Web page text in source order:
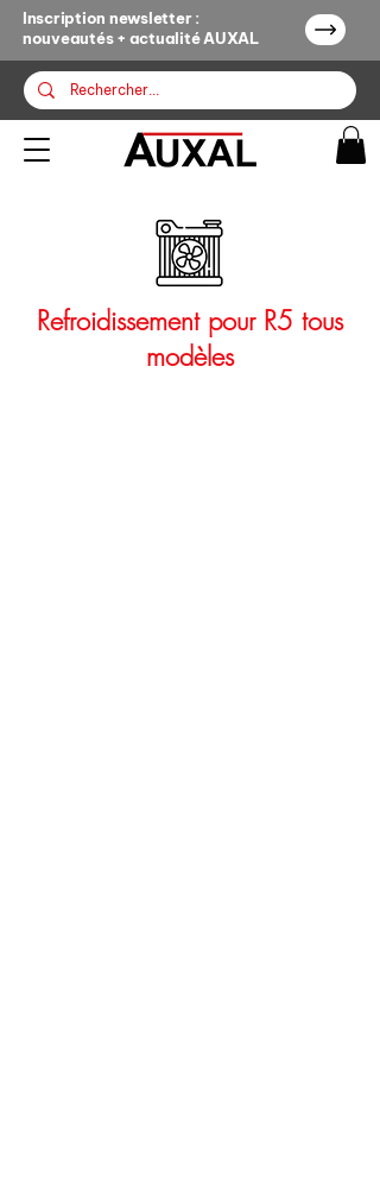
Inscription newsletter :
nouveautés + actualité AUXAL
Refroidissement pour R5 tous
modèles